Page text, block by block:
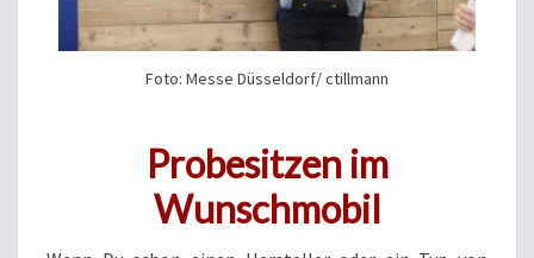
Foto: Messe Düsseldorf/ ctillmann
Probesitzen im
Wunschmobil